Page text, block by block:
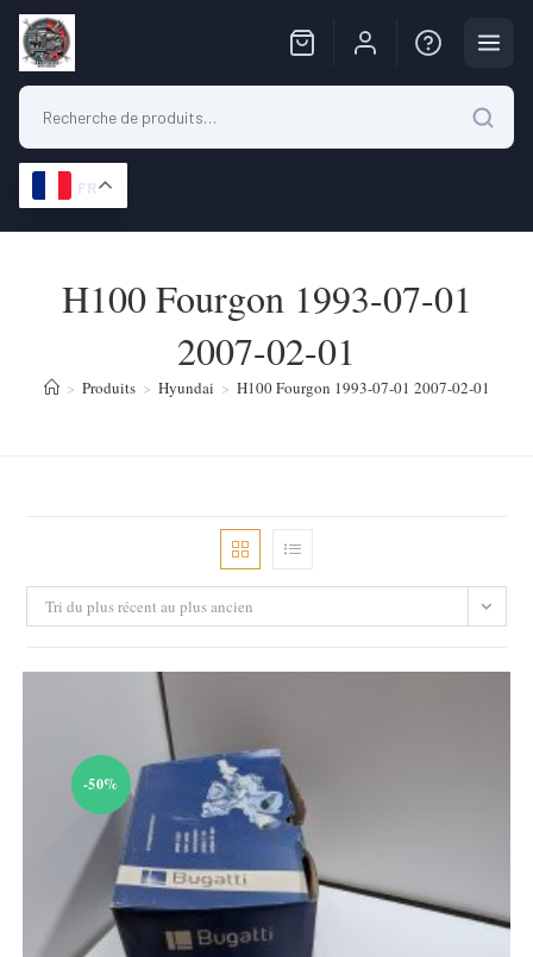
FR
H100 Fourgon 1993-07-01
2007-02-01
> Produits > Hyundai > H100 Fourgon 1993-07-01 2007-02-01
Tri du plus récent au plus ancien
-50%